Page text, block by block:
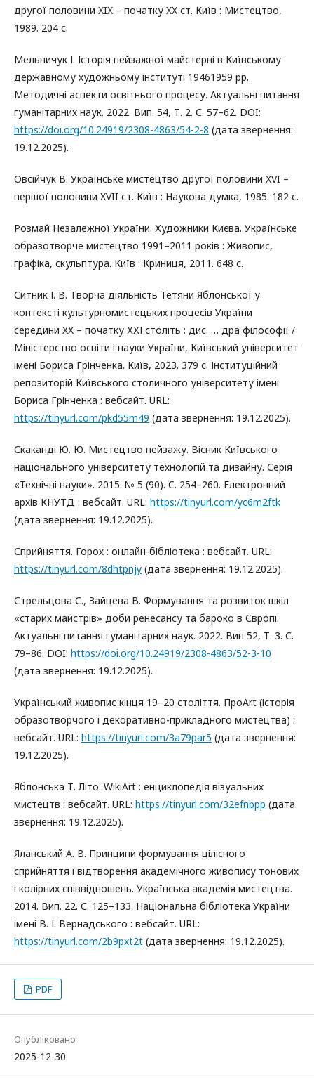
другої половини XIX – початку XX ст. Київ : Мистецтво,
1989. 204 с.
Мельничук І. Історія пейзажної майстерні в Київському
державному художньому інституті 19461959 рр.
Методичні аспекти освітнього процесу. Актуальнi питання
гуманiтарних наук. 2022. Вип. 54, Т. 2. С. 57–62. DOI:
https://doi.org/10.24919/2308-4863/54-2-8 (дата звернення:
19.12.2025).
Овсійчук В. Українське мистецтво другої половини XVI –
першої половини XVII ст. Київ : Наукова думка, 1985. 182 с.
Розмай Незалежної України. Художники Києва. Українське
образотворче мистецтво 1991–2011 років : Живопис,
графіка, скульптура. Київ : Криниця, 2011. 648 с.
Ситник І. В. Творча діяльність Тетяни Яблонської у
контексті культурномистецьких процесів України
середини XX – початку ХХІ століть : дис. … дра філософії /
Міністерство освіти і науки України, Київський університет
імені Бориса Грінченка. Київ, 2023. 379 с. Інституційний
репозиторій Київського столичного університету імені
Бориса Грінченка : вебсайт. URL:
https://tinyurl.com/pkd55m49 (дата звернення: 19.12.2025).
Скаканді Ю. Ю. Мистецтво пейзажу. Вісник Київського
національного університету технологій та дизайну. Серія
«Технічні науки». 2015. № 5 (90). C. 254–260. Електронний
архів КНУТД : вебсайт. URL: https://tinyurl.com/yc6m2ftk
(дата звернення: 19.12.2025).
Сприйняття. Горох : онлайн-бібліотека : вебсайт. URL:
https://tinyurl.com/8dhtpnjy (дата звернення: 19.12.2025).
Стрельцова С., Зайцева В. Формування та розвиток шкіл
«старих майстрів» доби ренесансу та бароко в Європі.
Актуальнi питання гуманiтарних наук. 2022. Вип 52, Т. 3. С.
79–86. DOI: https://doi.org/10.24919/2308-4863/52-3-10
(дата звернення: 19.12.2025).
Український живопис кінця 19–20 століття. ПроArt (історія
образотворчого і декоративно-прикладного мистецтва) :
вебсайт. URL: https://tinyurl.com/3a79par5 (дата звернення:
19.12.2025).
Яблонська Т. Літо. WikiArt : енциклопедія візуальних
мистецтв : вебсайт. URL: https://tinyurl.com/32efnbpp (дата
звернення: 19.12.2025).
Яланський А. В. Принципи формування цілісного
сприйняття і відтворення академічного живопису тонових
і колірних співвідношень. Українська академія мистецтва.
2014. Вип. 22. С. 125–133. Національна бібліотека України
імені В. І. Вернадського : вебсайт. URL:
https://tinyurl.com/2b9pxt2t (дата звернення: 19.12.2025).
PDF
Опубліковано
2025-12-30